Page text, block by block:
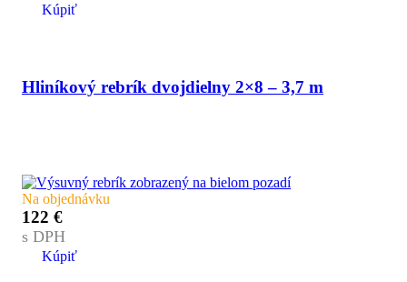
Kúpiť
Hliníkový rebrík dvojdielny 2×8 – 3,7 m
Na objednávku
122 €
s DPH
Kúpiť